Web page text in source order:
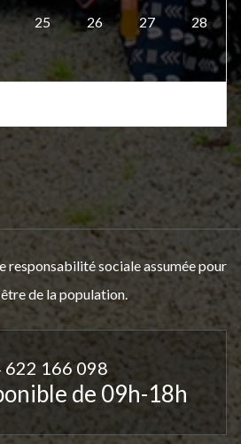
25 26 27 28
responsabilité sociale assumée pour
de la population.
622 166 098
de 09h-18h